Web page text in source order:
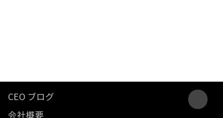
CEO ブログ
会社概要